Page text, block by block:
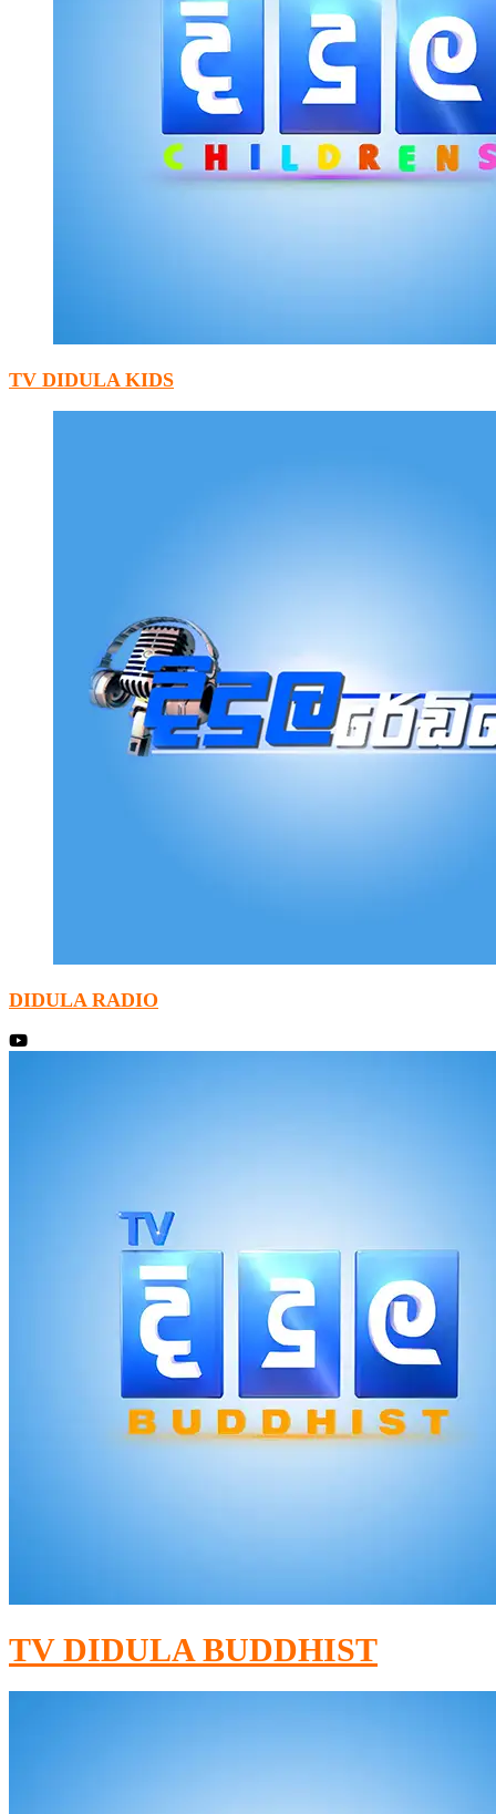
TV DIDULA KIDS
DIDULA RADIO
TV DIDULA BUDDHIST​